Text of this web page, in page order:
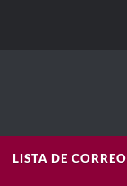
LISTA DE CORREO